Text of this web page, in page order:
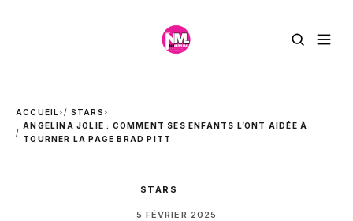
ACCUEIL› STARS›
ANGELINA JOLIE : COMMENT SES ENFANTS L’ONT AIDÉE À
TOURNER LA PAGE BRAD PITT
STARS
5 FÉVRIER 2025